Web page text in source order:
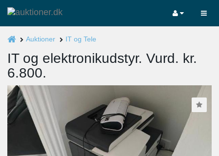
Auktioner IT og Tele
IT og elektronikudstyr. Vurd. kr.
6.800.